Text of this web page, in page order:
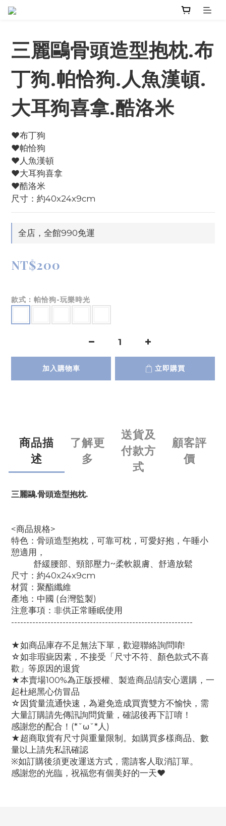
三麗鷗骨頭造型抱枕.布
丁狗.帕恰狗.人魚漢頓.
大耳狗喜拿.酷洛米
♥️布丁狗
♥️帕恰狗
♥️人魚漢頓
♥️大耳狗喜拿
♥️酷洛米
尺寸：約40x24x9cm
全店，全館990免運
NT$200
款式 : 帕恰狗-玩樂時光
加入購物車 立即購買
商品描
述
了解更
多
送貨及
付款方
式
顧客評
價
三麗鷗.骨頭造型抱枕.
<商品規格>
特色：骨頭造型抱枕，可靠可枕，可愛好抱，午睡小
憩適用，
舒緩腰部、頸部壓力~柔軟親膚、舒適放鬆
尺寸：約40x24x9cm
材質：聚酯纖維
產地：中國 (台灣監製)
注意事項：非供正常睡眠使用
------------------------------------------------------------
★如商品庫存不足無法下單，歡迎聯絡詢問唷!
☆如非瑕疵因素，不接受「尺寸不符、顏色款式不喜
歡」等原因的退貨
★本賣場100%為正版授權、製造商品!請安心選購，一
起杜絕黑心仿冒品
☆因貨量流通快速，為避免造成買賣雙方不愉快，需
大量訂購請先傳訊詢問貨量，確認後再下訂唷！
感謝您的配合！(*ˇωˇ*人)
★超商取貨有尺寸與重量限制。如購買多樣商品、數
量以上請先私訊確認
※如訂購後須更改運送方式，需請客人取消訂單。
感謝您的光臨，祝福您有個美好的一天♥